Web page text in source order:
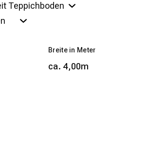
Breite in Meter
ca. 4,00m